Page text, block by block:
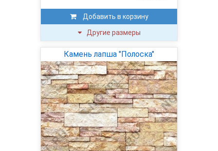
Добавить в корзину
Другие размеры
Камень лапша "Полоска"